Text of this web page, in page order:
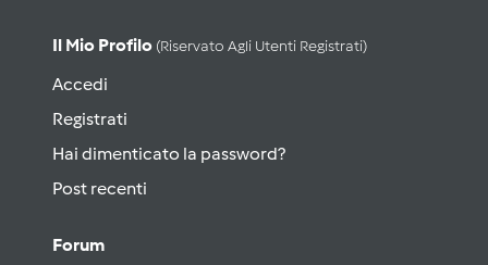
Il Mio Profilo (riservato Agli Utenti Registrati)
Accedi
Registrati
Hai dimenticato la password?
Post recenti
Forum